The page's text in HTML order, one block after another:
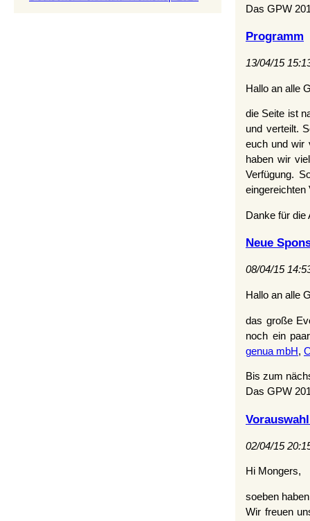
Das GPW
Programm
13/04/15
Hallo an alle
die Seite ist
und verteilt.
euch und wir
haben wir
Verfügung.
eingereichten
Danke für
Neue
08/04/15
Hallo an alle
das große
noch ein
genua mbH,
Bis zum
Das GPW
02/04/15
Hi Mongers,
soeben
Wir freuen